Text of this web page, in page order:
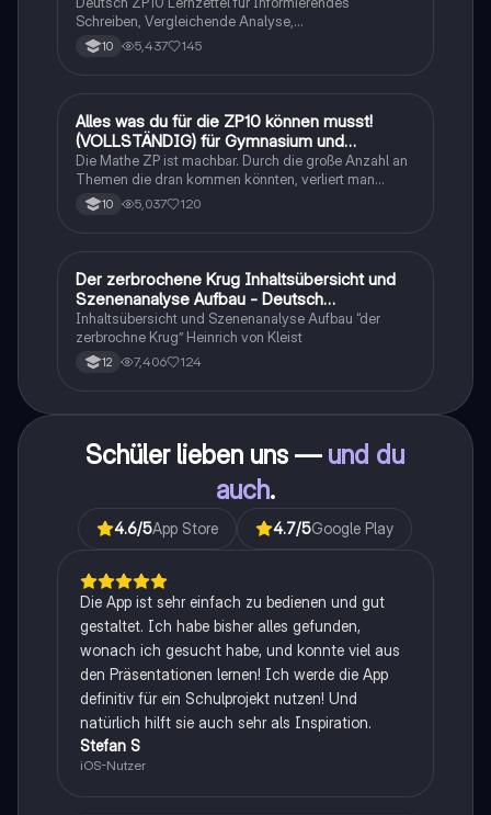
Schreiben, Vergleichende Analyse,
Sachtexte/Roman/Gedicht..
10 5,437 145
Mathe
Alles was du für die ZP10 können musst!
(VOLLSTÄNDIG) für Gymnasium und
Realschule
Die Mathe ZP ist machbar. Durch die große Anzahl an
Themen die dran kommen könnten, verliert man
schnell den Überblick. Also habe ich von den kleinsten
Themen bis hin zu den größten alles
10 5,037 120
Deutsch
Der zerbrochene Krug Inhaltsübersicht und
Szenenanalyse Aufbau - Deutsch
Q1/Q2/Abitur
Inhaltsübersicht und Szenenanalyse Aufbau “der
zerbrochne Krug” Heinrich von Kleist
12 7,406 124
Schüler lieben uns — und du
auch.
4.6/5App Store 4.7/5Google Play
Die App ist sehr einfach zu bedienen und gut
gestaltet. Ich habe bisher alles gefunden,
wonach ich gesucht habe, und konnte viel aus
den Präsentationen lernen! Ich werde die App
definitiv für ein Schulprojekt nutzen! Und
natürlich hilft sie auch sehr als Inspiration.
Stefan S
iOS-Nutzer